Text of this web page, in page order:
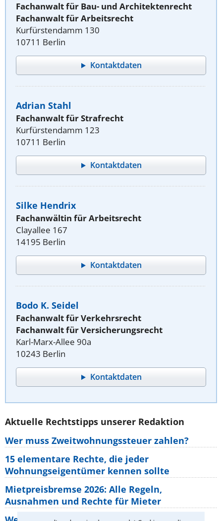
Fachanwalt für Bau- und Architektenrecht
Fachanwalt für Arbeitsrecht
Kurfürstendamm 130
10711 Berlin
Kontaktdaten
Adrian Stahl
Fachanwalt für Strafrecht
Kurfürstendamm 123
10711 Berlin
Kontaktdaten
Silke Hendrix
Fachanwältin für Arbeitsrecht
Clayallee 167
14195 Berlin
Kontaktdaten
Bodo K. Seidel
Fachanwalt für Verkehrsrecht
Fachanwalt für Versicherungsrecht
Karl-Marx-Allee 90a
10243 Berlin
Kontaktdaten
Aktuelle Rechtstipps unserer Redaktion
Wer muss Zweitwohnungssteuer zahlen?
15 elementare Rechte, die jeder
Wohnungseigentümer kennen sollte
Mietpreisbremse 2026: Alle Regeln,
Ausnahmen und Rechte für Mieter